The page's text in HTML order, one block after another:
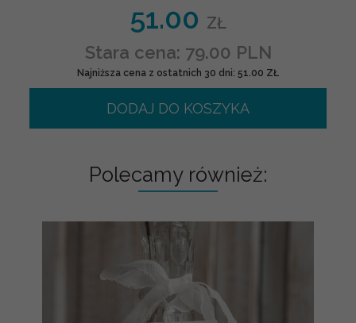
51.00 ZŁ
Stara cena: 79.00 PLN
Najniższa cena z ostatnich 30 dni: 51.00 ZŁ
DODAJ DO KOSZYKA
Polecamy również: